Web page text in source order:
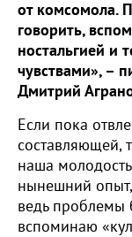
от комсомола.
говорить,
ностальгией и
чувствами», –
Дмитрий
Если пока
составляющей,
наша
нынешний
ведь проблемы
вспоминаю